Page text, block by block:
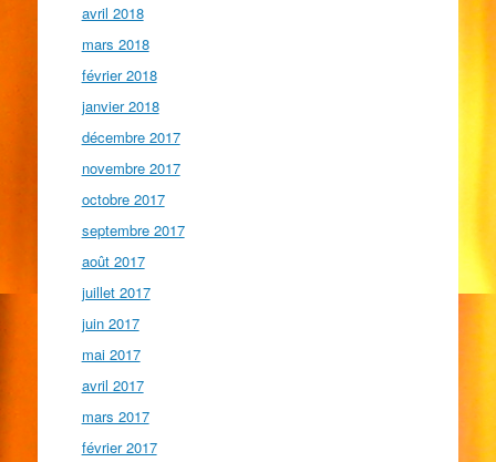
avril 2018
mars 2018
février 2018
janvier 2018
décembre 2017
novembre 2017
octobre 2017
septembre 2017
août 2017
juillet 2017
juin 2017
mai 2017
avril 2017
mars 2017
février 2017